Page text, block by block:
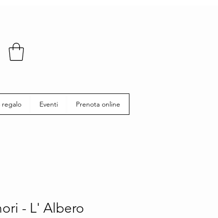
regalo Eventi Prenota online
- L' Albero